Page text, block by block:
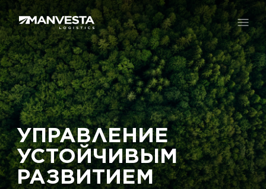
УПРАВЛЕНИЕ
УСТОЙЧИВЫМ
РАЗВИТИЕМ
О нас
Услуги
Карьера